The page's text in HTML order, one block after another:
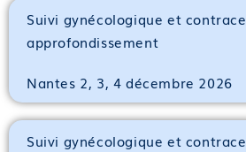
Suivi gynécologique et
approfondissement
Nantes 2, 3, 4 décembre 2026
Suivi gynécologique et